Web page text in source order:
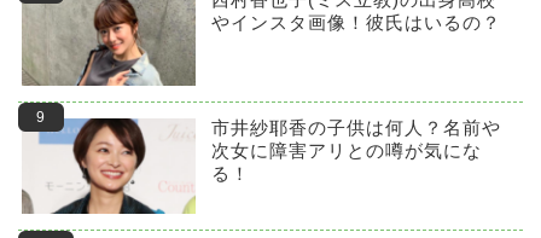
やインスタ画像！彼氏はいるの？
市井紗耶香の子供は何人？名前や
次女に障害アリとの噂が気にな
る！